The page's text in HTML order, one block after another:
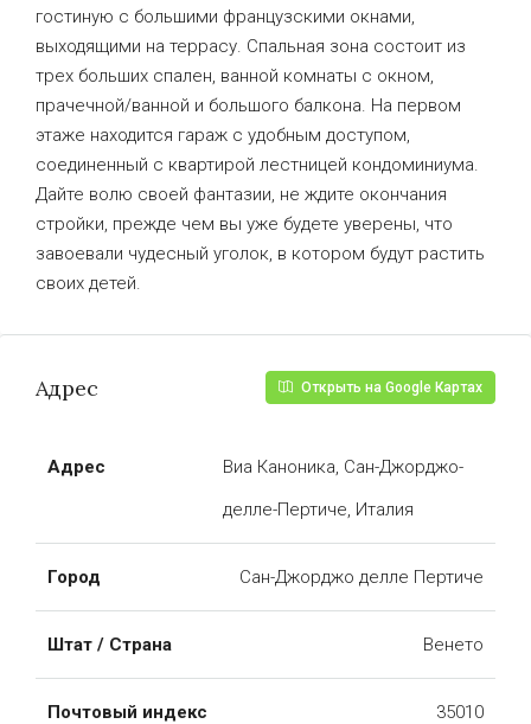
гостиную с большими французскими окнами,
выходящими на террасу. Спальная зона состоит из
трех больших спален, ванной комнаты с окном,
прачечной/ванной и большого балкона. На первом
этаже находится гараж с удобным доступом,
соединенный с квартирой лестницей кондоминиума.
Дайте волю своей фантазии, не ждите окончания
стройки, прежде чем вы уже будете уверены, что
завоевали чудесный уголок, в котором будут растить
своих детей.
Адрес Открыть на Google Картах
Адрес
Виа Каноника, Сан-Джорджо-
делле-Пертиче, Италия
Город Сан-Джорджо делле Пертиче
Штат / Страна Венето
Почтовый индекс 35010